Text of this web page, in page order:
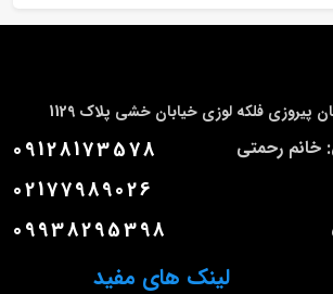
لینک های مفید
پیروزی فلکه لوزی خیابان خشی پلاک 1129
خانم رحمتی 09128173578
02177989026
09938295398